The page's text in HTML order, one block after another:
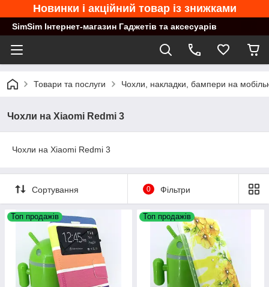
Новинки і акційний товар із знижками
SimSim Інтернет-магазин Гаджетів та аксесуарів
Товари та послуги Чохли, накладки, бампери на
Чохли на Xiaomi Redmi 3
Чохли на Xiaomi Redmi 3
Сортування 0 Фільтри
Топ продажів Топ продажів